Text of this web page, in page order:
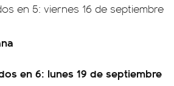
en 5: viernes 16 de septiembre
en 6: lunes 19 de septiembre